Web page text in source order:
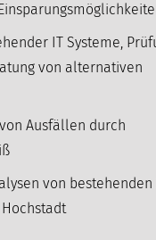
IT Systeme,
von alternativen
Ausfällen durch
von bestehenden